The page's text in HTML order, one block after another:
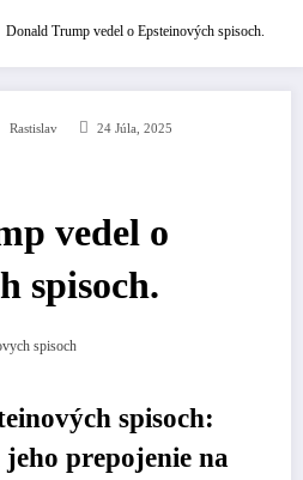
Donald Trump vedel o Epsteinových spisoch.
Rastislav 24 Júla, 2025
vedel o
spisoch.
spisoch:
prepojenie na